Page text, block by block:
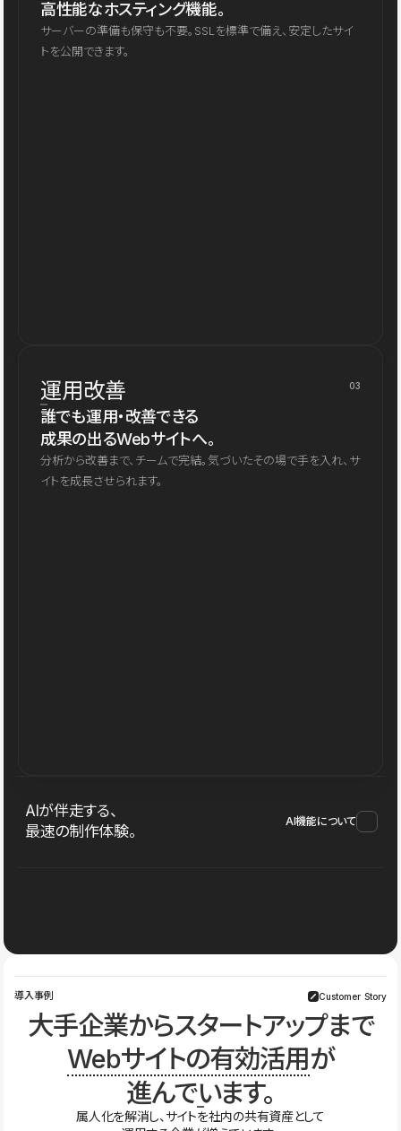
高性能なホスティング機能。
サーバーの準備も保守も不要。SSLを標準で備え、安定したサイ
トを公開できます。
運用改善 03
誰でも運用・改善できる
成果の出るWebサイトへ。
分析から改善まで、チームで完結。気づいたその場で手を入れ、サ
イトを成長させられます。
AIが伴走する、
最速の制作体験。
AI機能について
導入事例 Customer Story
大手企業からスタートアップまで
Webサイトの有効活用が
進んでいます。
属人化を解消し、サイトを社内の共有資産として